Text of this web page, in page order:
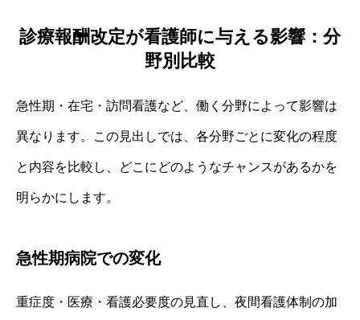
診療報酬改定が看護師に与える影響：分
野別比較
急性期・在宅・訪問看護など、働く分野によって影響は
異なります。この見出しでは、各分野ごとに変化の程度
と内容を比較し、どこにどのようなチャンスがあるかを
明らかにします。
急性期病院での変化
重症度・医療・看護必要度の見直し、夜間看護体制の加